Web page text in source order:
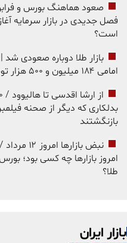
صعود هماهنگ بورس و
فصل جدیدی در بازار سرمایه
است؟
بازار طلا دوباره صعودی
امامی ۱۸۴ میلیون و ۵۰۰ هزار تومان شد
از
بدلکاری که دیگر از صحنه
بازنگشتند
نبض بازارها
امروز بازارها چه کسی بود؛
طلا؟
بازار ایران